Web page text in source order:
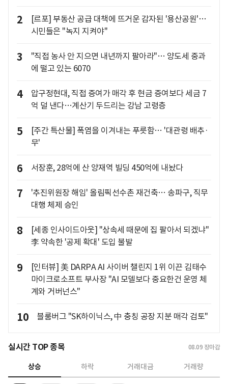
2
[르포] 부동산 공급 대책에 뜨거운 감자된 '용산공원'…
시민들은 "녹지 지켜야"
3
"직접 농사 안 지으면 내년까지 팔아라"… 양도세 중과
에 떨고 있는 6070
4
압구정현대, 직접 증여가 매각 후 현금 증여보다 세금 7
억 덜 낸다…계산기 두드리는 강남 고령층
5
[주간 특산물] 폭염을 이겨내는 푸릇함… '대관령 배추·
무'
6 서장훈, 28억에 산 양재역 빌딩 450억에 내놨다
7
'추진위원장 해임' 올림픽선수촌 재건축… 송파구, 직무
대행 체제 승인
8
[세종 인사이드아웃] "상속세 때문에 집 팔아서 되겠냐"
李 약속한 '공제 확대' 도입 불발
9
[인터뷰] 美 DARPA AI 사이버 챌린지 1위 이끈 김태수
마이크로소프트 부사장 "AI 모델보다 중요한건 운영 체
계와 거버넌스"
10 블룸버그 "SK하이닉스, 中 충칭 공장 지분 매각 검토"
실시간 TOP 종목 08.09 장마감
상승 하락 거래대금 거래량